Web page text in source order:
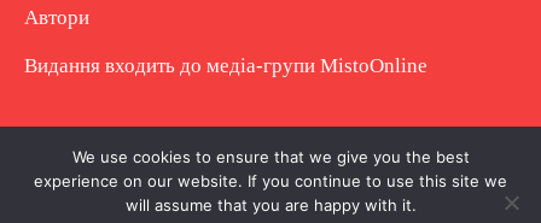
Автори
Видання входить до медіа-групи MistoOnline
Copyright © Повне використання матеріалу
заборонено. Частково можна з гіперпосиланням.
We use cookies to ensure that we give you the best
experience on our website. If you continue to use this site we
will assume that you are happy with it.